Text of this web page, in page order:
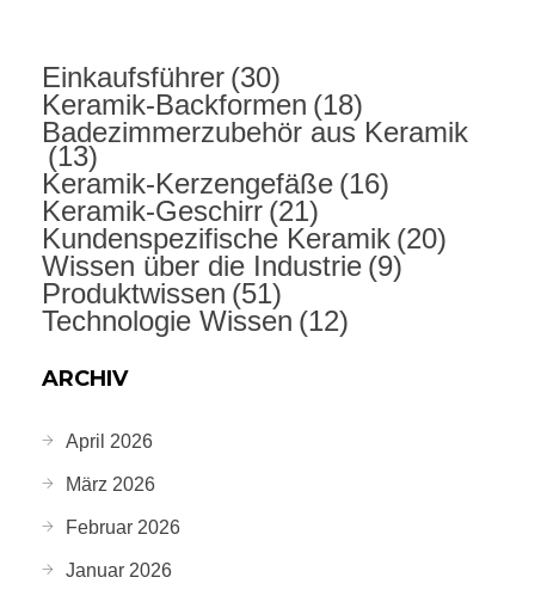
Einkaufsführer (30)
Keramik-Backformen (18)
Badezimmerzubehör aus Keramik
(13)
Keramik-Kerzengefäße (16)
Keramik-Geschirr (21)
Kundenspezifische Keramik (20)
Wissen über die Industrie (9)
Produktwissen (51)
Technologie Wissen (12)
ARCHIV
April 2026
März 2026
Februar 2026
Januar 2026